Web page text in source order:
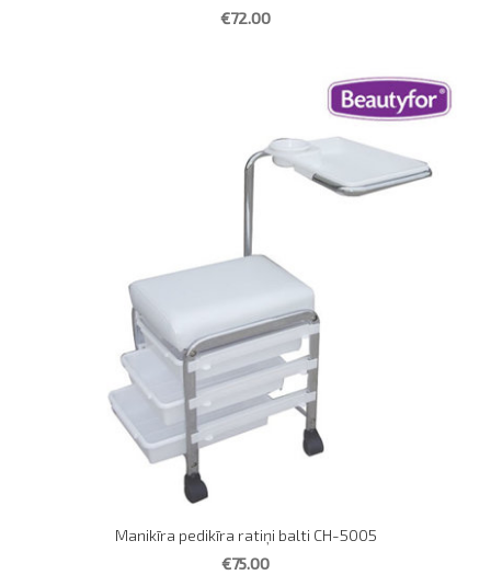
€72.00
Manikīra pedikīra ratiņi balti CH-5005
€75.00